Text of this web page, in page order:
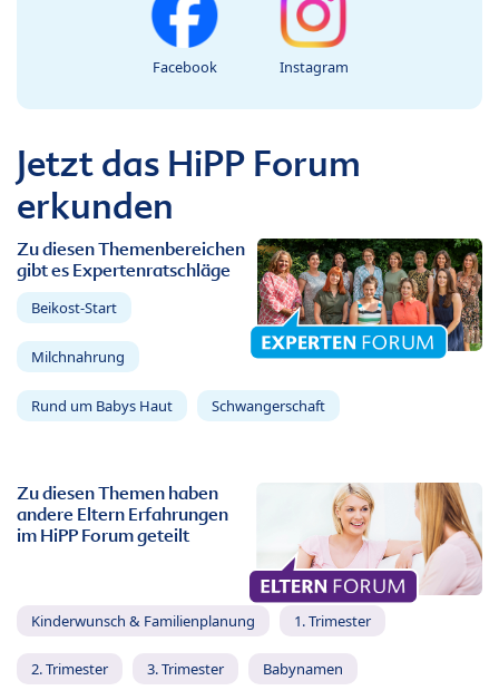
Facebook Instagram
Jetzt das HiPP Forum
erkunden
Zu diesen Themenbereichen
gibt es Expertenratschläge
Beikost-Start
Milchnahrung
Rund um Babys Haut Schwangerschaft
Zu diesen Themen haben
andere Eltern Erfahrungen
im HiPP Forum geteilt
Kinderwunsch & Familienplanung 1. Trimester
2. Trimester 3. Trimester Babynamen